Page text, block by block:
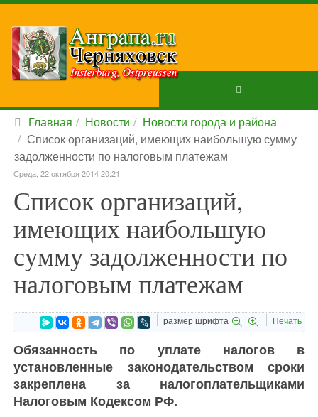
Главная Новости
Новости города и района
Список организаций, имеющих наибольшую сумму
задолженности по налоговым платежам
Среда, 22 октября 2014 20:21
Список организаций,
имеющих наибольшую
сумму задолженности по
налоговым платежам
размер шрифта Печать
Обязанность по уплате налогов в
установленные законодательством сроки
закреплена за налогоплательщиками
Налоговым Кодексом РФ.